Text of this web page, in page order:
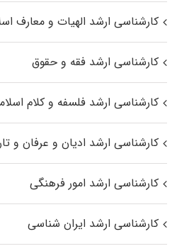
کارشناسی ارشد الهیات و
کارشناسی ارشد فقه و حقوق
کارشناسی ارشد فلسفه و کلام
کارشناسی ارشد ادیان و عرفان و
کارشناسی ارشد امور فرهنگی
کارشناسی ارشد ایران شناسی